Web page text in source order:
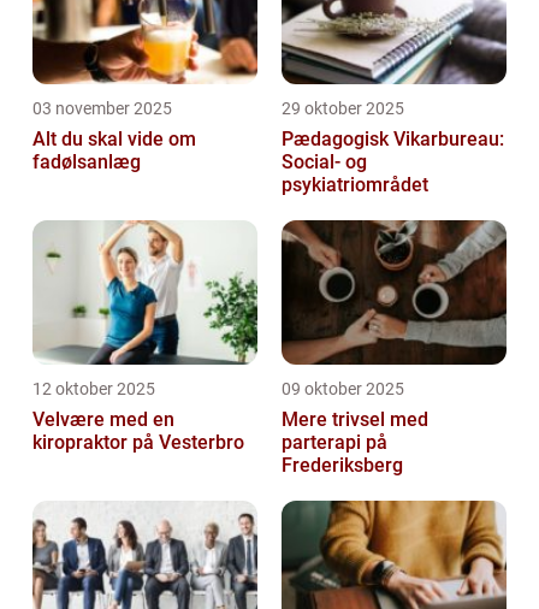
03 november 2025
Alt du skal vide om
fadølsanlæg
29 oktober 2025
Pædagogisk Vikarbureau:
Social- og
psykiatriområdet
12 oktober 2025
Velvære med en
kiropraktor på Vesterbro
09 oktober 2025
Mere trivsel med
parterapi på
Frederiksberg